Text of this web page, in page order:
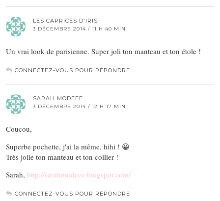
LES CAPRICES D'IRIS
3 DÉCEMBRE 2014 / 11 H 40 MIN
Un vrai look de parisienne. Super joli ton manteau et ton étole !
CONNECTEZ-VOUS POUR RÉPONDRE
SARAH MODEEE
3 DÉCEMBRE 2014 / 12 H 17 MIN
Coucou,
Superbe pochette, j'ai la même, hihi ! 😀
Très jolie ton manteau et ton collier !
Sarah, http://sarahmodeee.blogspot.com/
CONNECTEZ-VOUS POUR RÉPONDRE